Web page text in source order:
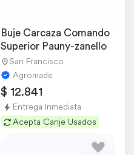
Buje Carcaza Comando
Superior Pauny-zanello
San Francisco
Agromade
$ 12.841
Entrega Inmediata
Acepta Canje Usados